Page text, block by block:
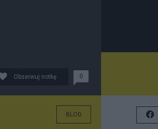
Obserwuj notkę 0
BLOG